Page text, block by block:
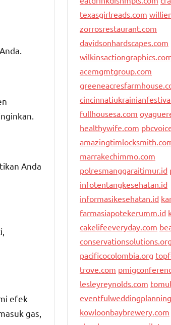
Anda
efek
gas,
texasgirlreads.com
zorrosrestaurant.com
davidsonhardscapes.com
acemgmtgroup.com
fullhousesa.com
healthywife.com
marrakechimmo.com
polresmanggaraitimur.id
infotentangkesehatan.id
informasikesehatan.id
farmasiapotekerumm.id
cakelifeeveryday.com
conservationsolutions.org
pacificocolombia.org
trove.com
lesleyreynolds.com
kowloonbaybrewery.com